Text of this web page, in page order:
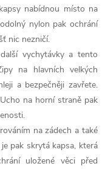
nabídnou místo na
nylon pak ochrání
nic nezničí.
vychytávky a tento
na hlavních velkých
a bezpečněji zavřete.
na horní straně pak
na zádech a také
pak skrytá kapsa, která
uložené věci před